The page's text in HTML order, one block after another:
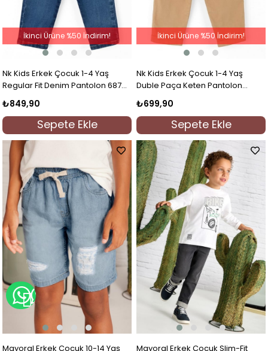
Nk Kids Erkek Çocuk 1-4 Yaş
Regular Fit Denim Pantolon 68705
Kot Mavi
₺849,90
Sepete Ekle
İkinci Ürüne %50 İndirim!
Nk Kids Erkek Çocuk 1-4 Yaş
Duble Paça Keten Pantolon
68607 Camel
₺699,90
Sepete Ekle
İkinci Ürüne %50 İndirim!
Mayoral Erkek Çocuk 10-14 Yaş Mayoral Erkek Çocuk Slim-Fit
WHATSAPP İLE BİLGİ AL